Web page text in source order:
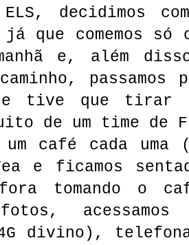
decidimos
já que comemos
e, além
passamos
e tive que tirar
de um time de
um café cada
e ficamos
tomando o
fotos,
divino),